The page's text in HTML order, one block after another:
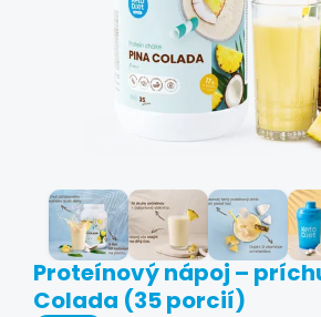
Proteínový nápoj –
Colada (35 porcií)